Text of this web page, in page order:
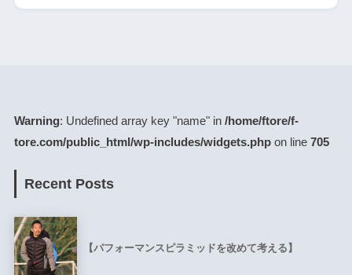
Warning: Undefined array key "name" in /home/ftore/f-
tore.com/public_html/wp-includes/widgets.phpon line 705
Recent Posts
【パフォーマンスピラミッドを改めて考える】